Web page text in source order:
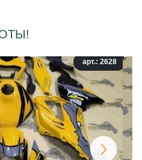
арт.: 2628